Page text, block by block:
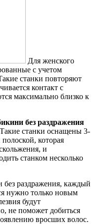
Для женского
с учетом
станки повторяют
контакт с
максимально близко к
без раздражения
Такие станки оснащены 3-
которая
и
станком несколько
без раздражения, каждый
нужно только новым
будут
не поможет добиться
вросших волос.